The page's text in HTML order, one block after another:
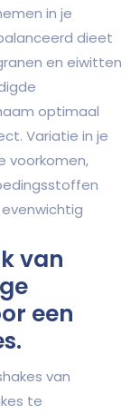
in je
dieet
en eiwitten
optimaal
Variatie in je
voorkomen,
van
een
van
te